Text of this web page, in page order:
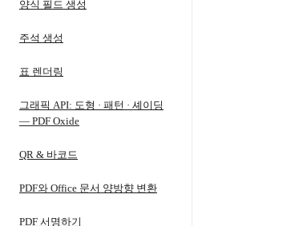
양식 필드 생성
주석 생성
표 렌더링
그래픽 API: 도형 · 패턴 · 셰이딩
— PDF Oxide
QR & 바코드
PDF와 Office 문서 양방향 변환
PDF 서명하기